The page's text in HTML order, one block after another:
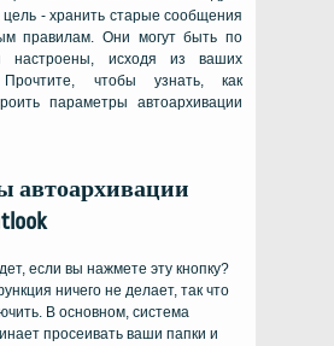
цель - хранить старые сообщения
правилам. Они могут быть по
настроены, исходя из ваших
Прочтите, чтобы узнать, как
параметры автоархивации
автоархивации
если вы нажмете эту кнопку?
ничего не делает, так что
В основном, система
просеивать ваши папки и